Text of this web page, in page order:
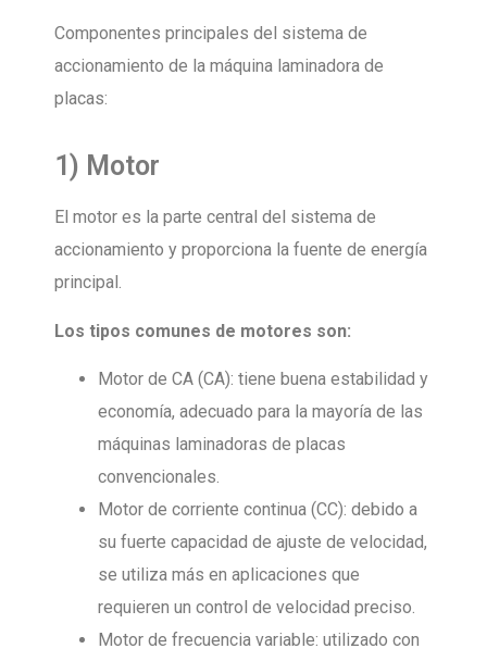
Componentes principales del sistema de
accionamiento de la máquina laminadora de
placas:
1) Motor
El motor es la parte central del sistema de
accionamiento y proporciona la fuente de energía
principal.
Los tipos comunes de motores son:
Motor de CA (CA): tiene buena estabilidad y
economía, adecuado para la mayoría de las
máquinas laminadoras de placas
convencionales.
Motor de corriente continua (CC): debido a
su fuerte capacidad de ajuste de velocidad,
se utiliza más en aplicaciones que
requieren un control de velocidad preciso.
Motor de frecuencia variable: utilizado con